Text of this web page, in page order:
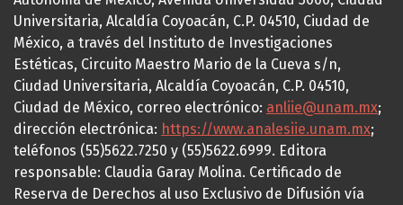
Universitaria, Alcaldía Coyoacán, C.P. 04510, Ciudad de
México, a través del Instituto de Investigaciones
Estéticas, Circuito Maestro Mario de la Cueva s/n,
Ciudad Universitaria, Alcaldía Coyoacán, C.P. 04510,
Ciudad de México, correo electrónico: anliie@unam.mx;
dirección electrónica: https://www.analesiie.unam.mx;
teléfonos (55)5622.7250 y (55)5622.6999. Editora
responsable: Claudia Garay Molina. Certificado de
Reserva de Derechos al uso Exclusivo de Difusión vía